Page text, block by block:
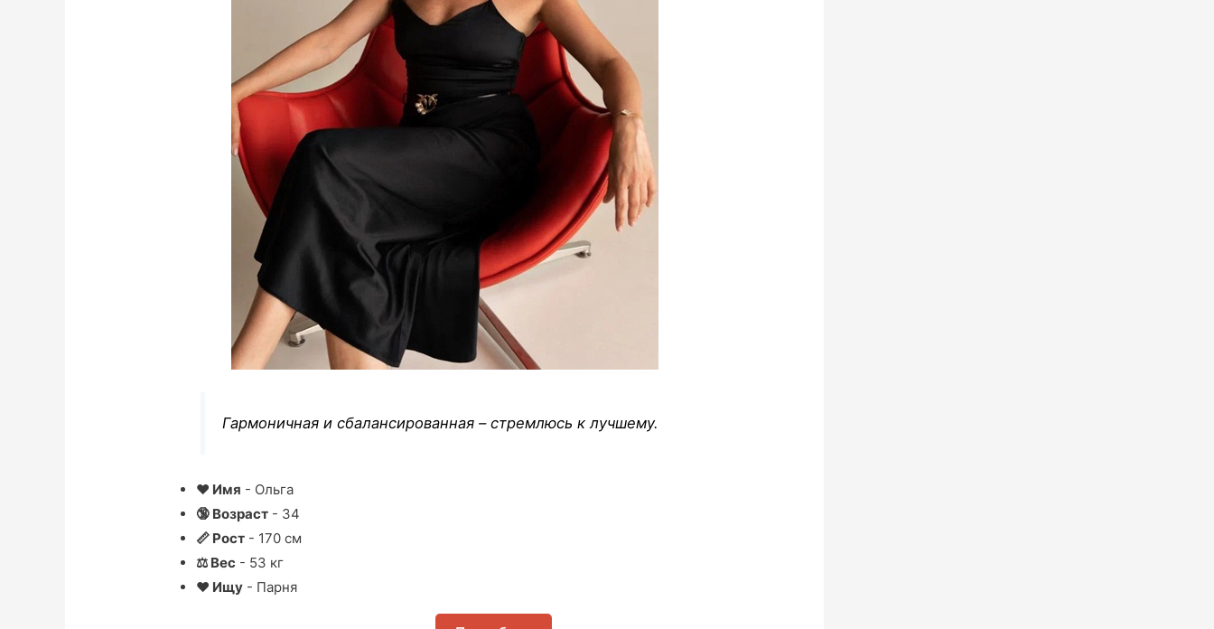
Гармоничная и сбалансированная – стремлюсь к лучшему.
❤ Имя - Ольга
🔞 Возраст - 34
📏 Рост - 170 см
⚖ Вес - 53 кг
❤ Ищу - Парня